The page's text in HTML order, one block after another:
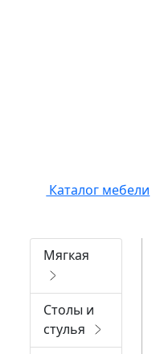
Каталог мебели
Мягкая
Столы и
стулья